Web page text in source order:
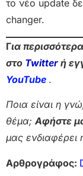
το νέο update
changer.
Για
στο Twitter ή
YouTube .
Ποια είναι η
θέμα;Αφήστε
μας
Αρθρογράφος: